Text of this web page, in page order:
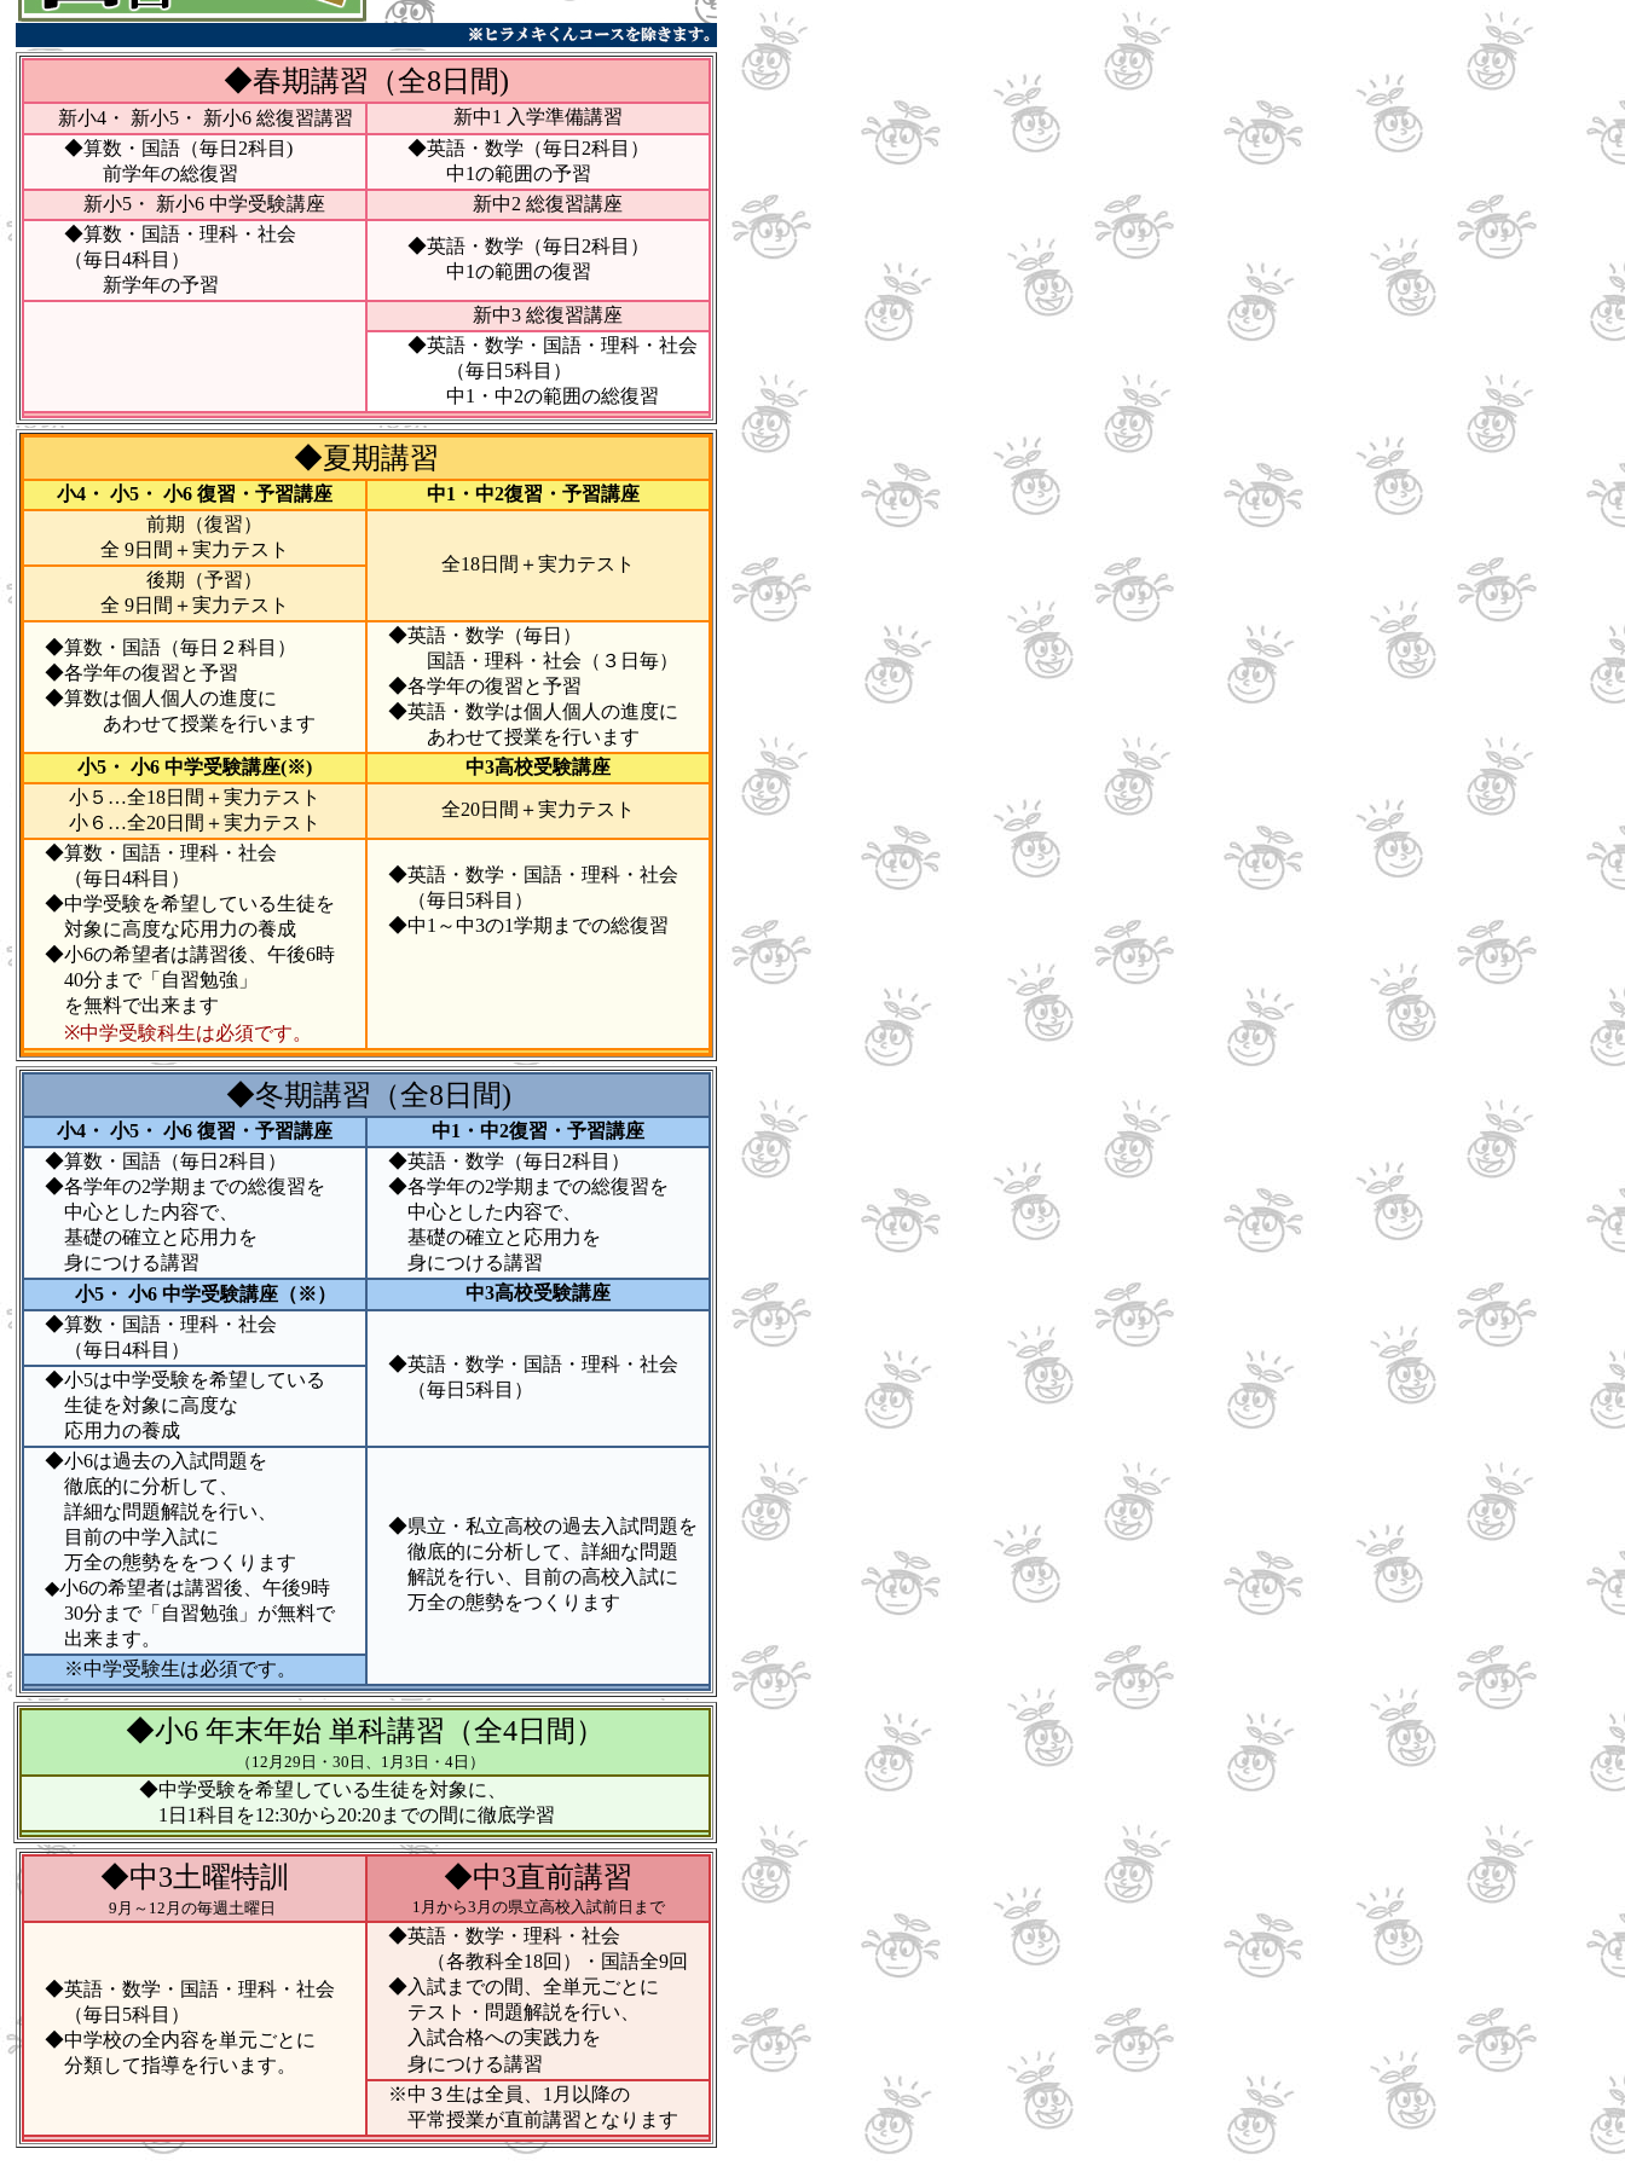
◆春期講習 （全8日間)
新小4・ 新小5・ 新小6 総復習講習
新中1 入学準備講習
◆算数・国語（毎日2科目)
前学年の総復習
◆英語・数学（毎日2科目）
中1の範囲の予習
新小5・ 新小6 中学受験講座
新中2 総復習講座
◆算数・国語・理科・社会
（毎日4科目）
新学年の予習
◆英語・数学（毎日2科目）
中1の範囲の復習
新中3 総復習講座
◆英語・数学・国語・理科・社会
（毎日5科目）
中1・中2の範囲の総復習
◆夏期講習
小4・ 小5・ 小6 復習・予習講座
中1・中2復習・予習講座
前期（復習）
全 9日間＋実力テスト
全18日間＋実力テスト
後期（予習）
全 9日間＋実力テスト
◆算数・国語（毎日２科目）
◆各学年の復習と予習
◆算数は個人個人の進度に
あわせて授業を行います
◆英語・数学（毎日）
国語・理科・社会（３日毎）
◆各学年の復習と予習
◆英語・数学は個人個人の進度に
あわせて授業を行います
小5・ 小6 中学受験講座(※)
中3高校受験講座
小５…全18日間＋実力テスト
小６…全20日間＋実力テスト
全20日間＋実力テスト
◆算数・国語・理科・社会
（毎日4科目）
◆中学受験を希望している生徒を
対象に高度な応用力の養成
◆小6の希望者は講習後、午後6時
40分まで「自習勉強」
を無料で出来ます
※中学受験科生は必須です。
◆英語・数学・国語・理科・社会
（毎日5科目）
◆中1～中3の1学期までの総復習
◆冬期講習（全8日間)
小4・ 小5・ 小6 復習・予習講座
中1・中2復習・予習講座
◆算数・国語（毎日2科目）
◆各学年の2学期までの総復習を
中心とした内容で、
基礎の確立と応用力を
身につける講習
◆英語・数学（毎日2科目）
◆各学年の2学期までの総復習を
中心とした内容で、
基礎の確立と応用力を
身につける講習
小5・ 小6 中学受験講座（※）
中3高校受験講座
◆算数・国語・理科・社会
（毎日4科目）
◆英語・数学・国語・理科・社会
（毎日5科目）
◆小5は中学受験を希望している
生徒を対象に高度な
応用力の養成
◆小6は過去の入試問題を
徹底的に分析して、
詳細な問題解説を行い、
目前の中学入試に
万全の態勢ををつくります
◆小6の希望者は講習後、午後9時
30分まで「自習勉強」が無料で
出来ます。
◆県立・私立高校の過去入試問題を
徹底的に分析して、詳細な問題
解説を行い、目前の高校入試に
万全の態勢をつくります
※中学受験生は必須です。
◆小6 年末年始 単科講習（全4日間）
（12月29日・30日、1月3日・4日）
◆中学受験を希望している生徒を対象に、
1日1科目を12:30から20:20までの間に徹底学習
◆中3土曜特訓
9月～12月の毎週土曜日
◆中3直前講習
1月から3月の県立高校入試前日まで
◆英語・数学・国語・理科・社会
（毎日5科目）
◆中学校の全内容を単元ごとに
分類して指導を行います。
◆英語・数学・理科・社会
（各教科全18回）・国語全9回
◆入試までの間、全単元ごとに
テスト・問題解説を行い、
入試合格への実践力を
身につける講習
※中３生は全員、1月以降の
平常授業が直前講習となります